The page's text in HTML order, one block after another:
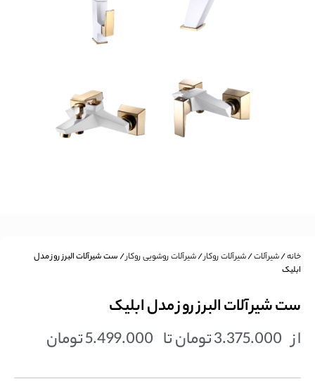
خانه/شیرآلات/شیرآلات روکار/شیرآلات روشویی روکار/ ست شیرآلات البرز روز مدل
ابلیک
ست شیرآلات البرز روز مدل ابلیک
از 3.375.000تومانتا 5.499.000تومان